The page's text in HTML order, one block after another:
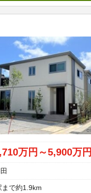
万円～5,900万円
で約1.9km